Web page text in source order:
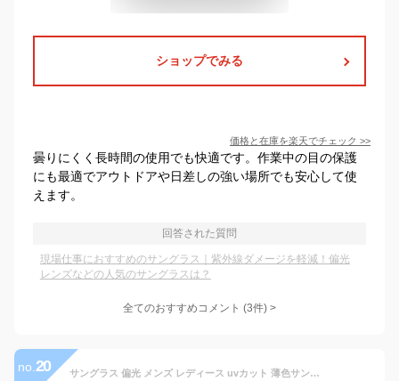
ショップでみる
価格と在庫を楽天でチェック >>
曇りにくく長時間の使用でも快適です。作業中の目の保護
にも最適でアウトドアや日差しの強い場所でも安心して使
えます。
回答された質問
現場仕事におすすめのサングラス｜紫外線ダメージを軽減！偏光
レンズなどの人気のサングラスは？
全てのおすすめコメント (3件) >
no. 20 サングラス 偏光 メンズ レディース uvカット 薄色サングラス レンズ メガネ 紫外線 男性 外仕事 軽量 疲れない 眩しくない 暑さ対策 作業服 日差し アウトドア ドライブ 運転 おしゃれ シンプル FEELLIFE FLW-001-002